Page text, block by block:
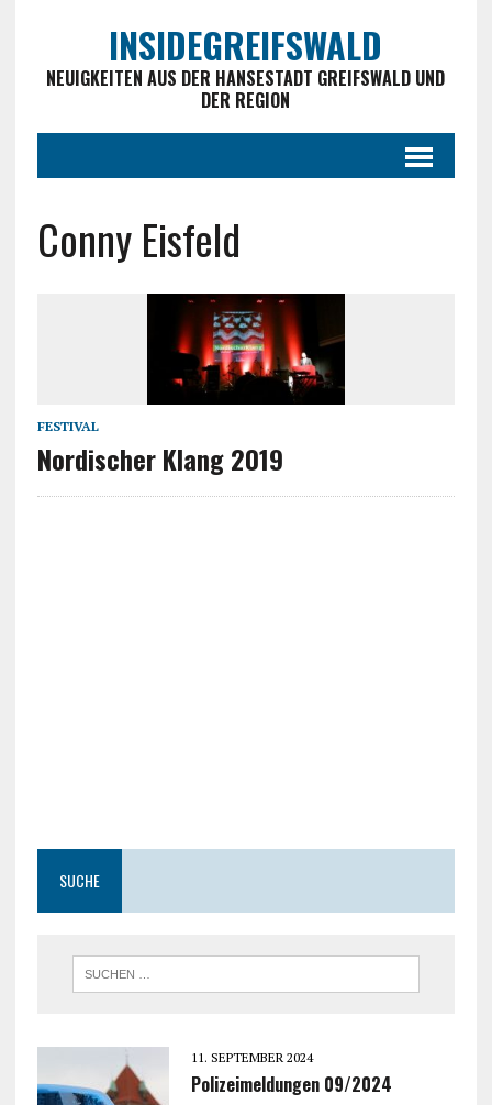
INSIDEGREIFSWALD
NEUIGKEITEN AUS DER HANSESTADT GREIFSWALD UND
DER REGION
Conny Eisfeld
FESTIVAL
Nordischer Klang 2019
SUCHE
11. SEPTEMBER 2024
Polizeimeldungen 09/2024